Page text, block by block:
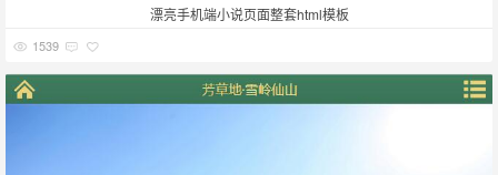
漂亮手机端小说页面整套html模板
1539